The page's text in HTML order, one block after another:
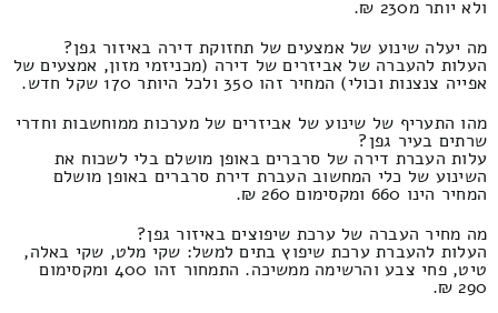
ולא יותר מ230 ₪.
מה יעלה שינוע של אמצעים של תחזוקת דירה באיזור גפן?
העלות להעברה של אביזרים של דירה (מכניזמי מזון, אמצעים של
אפייה צנצנות וכולי) המחיר זהו 350 ולכל היותר 170 שקל חדש.
מהו התעריף של שינוע של אביזרים של מערכות ממוחשבות וחדרי
שרתים בעיר גפן?
עלות העברת דירה של סרברים באופן מושלם בלי לשכוח את
השינוע של כלי המחשוב העברת דירת סרברים באופן מושלם
המחיר הינו 660 ומקסימום 260 ₪.
מה מחיר העברה של ערכת שיפוצים באיזור גפן?
העלות להעברת ערכת שיפוץ בתים למשל: שקי מלט, שקי באלה,
טיט, פחי צבע והרשימה ממשיכה. התמחור זהו 400 ומקסימום
290 ₪.